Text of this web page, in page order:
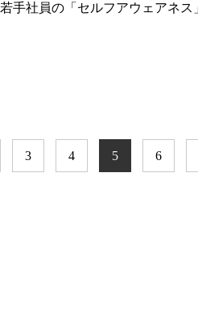
若手社員の「セルフアウェアネス
3 4 5 6